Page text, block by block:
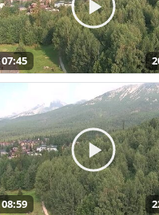
07:45
08:59